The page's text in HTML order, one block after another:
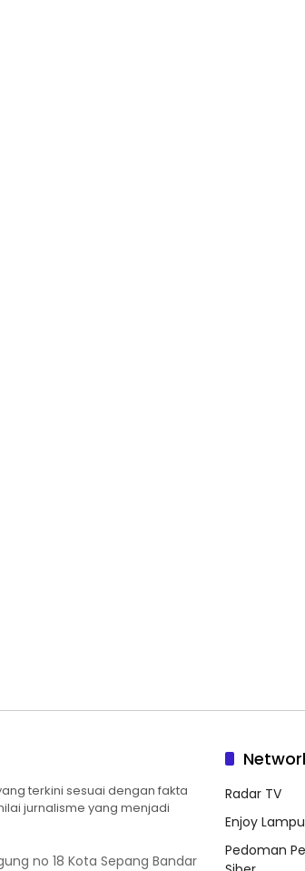
terkini sesuai dengan fakta
jurnalisme yang menjadi
no 18 Kota Sepang Bandar
Radar TV
Enjoy
Pedoman